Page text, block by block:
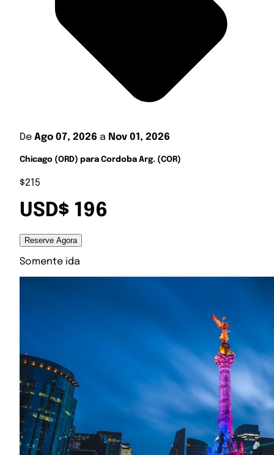
De Ago 07, 2026 a Nov 01, 2026
Chicago (ORD) para Cordoba Arg. (COR)
$215
USD$ 196
Reserve Agora
Somente ida